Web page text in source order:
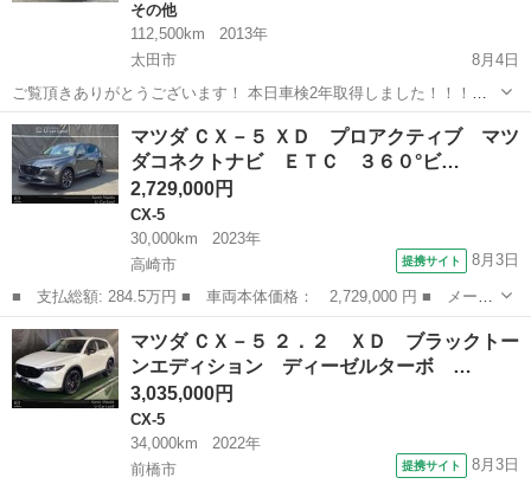
その他
112,500km
2013年
太田市
8月4日
ご覧頂きありがとうございます！ 本日車検2年取得しました！！！！
早い者勝ちとなっております！ エネチャージ アイドリングスト
ップ付車両です！ 整備内容 ◎エンジンオイルワコーズで交換 ◎オイ
ルフィルター ◎cvt...
群馬 太田市 その他
マツダ ＣＸ－５ ＸＤ プロアクティブ マツ
ダコネクトナビ ＥＴＣ ３６０°ビ…
2,729,000円
CX-5
30,000km
2023年
高崎市
提携サイト 8月3日
■ 支払総額: 284.5万円 ■ 車両本体価格： 2,729,000 円 ■ メーカ
ー名： マツダ ■ 車種名： ＣＸ－５ ■ グレード名： ＸＤ プ
ロアクティブ マツダコネクトナビ ＥＴＣ ３６０°ビューモニタ
ー 前後...
群馬 高崎市 CX-5
マツダ ＣＸ－５ ２．２ ＸＤ ブラックトー
ンエディション ディーゼルターボ …
3,035,000円
CX-5
34,000km
2022年
前橋市
提携サイト 8月3日